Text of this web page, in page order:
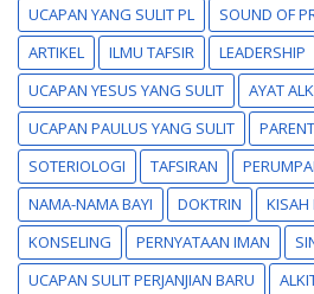
UCAPAN YANG SULIT PL
SOUND OF
ARTIKEL
ILMU TAFSIR LEADERSHIP
UCAPAN YESUS YANG SULIT
AYAT
UCAPAN PAULUS YANG SULIT
SOTERIOLOGI
TAFSIRAN
NAMA-NAMA BAYI
DOKTRIN KISAH
KONSELING
PERNYATAAN IMAN
UCAPAN SULIT PERJANJIAN BARU